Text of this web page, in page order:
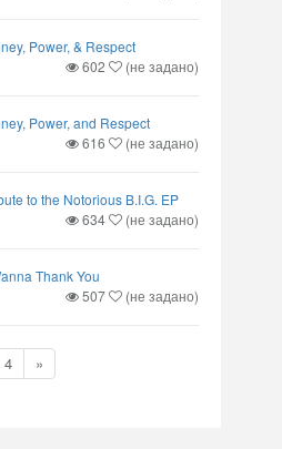
Power, & Respect
602 (не задано)
Power, and Respect
616 (не задано)
to the Notorious B.I.G. EP
634 (не задано)
Thank You
507 (не задано)
4 »